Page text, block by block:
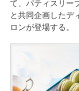
て、パティスリー
と共同企画したデ
ロンが登場する。